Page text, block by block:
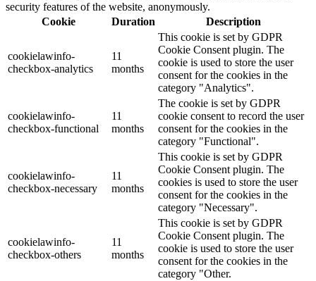
security features of the website, anonymously.
Cookie
Duration Description
cookielawinfo-
checkbox-analytics
11
months
This cookie is set by GDPR
Cookie Consent plugin. The
cookie is used to store the user
consent for the cookies in the
category "Analytics".
cookielawinfo-
checkbox-functional
11
months
The cookie is set by GDPR
cookie consent to record the user
consent for the cookies in the
category "Functional".
cookielawinfo-
checkbox-necessary
11
months
This cookie is set by GDPR
Cookie Consent plugin. The
cookies is used to store the user
consent for the cookies in the
category "Necessary".
cookielawinfo-
checkbox-others
11
months
This cookie is set by GDPR
Cookie Consent plugin. The
cookie is used to store the user
consent for the cookies in the
category "Other.